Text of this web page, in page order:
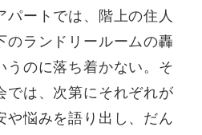
パートでは、階上の住人
のランドリールームの轟
うのに落ち着かない。そ
では、次第にそれぞれが
や悩みを語り出し、だん